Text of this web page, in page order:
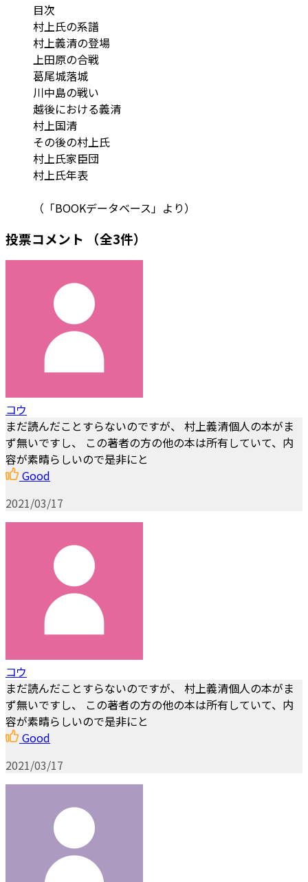
目次
村上氏の系譜
村上義清の登場
上田原の合戦
葛尾城落城
川中島の戦い
越後における義清
村上国清
その後の村上氏
村上氏家臣団
村上氏年表
（「BOOKデータベース」より）
投票コメント （全3件）
コウ
まだ読んだことすらないのですが、 村上義清個人の本がま
ず無いですし、 この著者の方の他の本は所有していて、内
容が素晴らしいので是非にと
Good
2021/03/17
コウ
まだ読んだことすらないのですが、 村上義清個人の本がま
ず無いですし、 この著者の方の他の本は所有していて、内
容が素晴らしいので是非にと
Good
2021/03/17